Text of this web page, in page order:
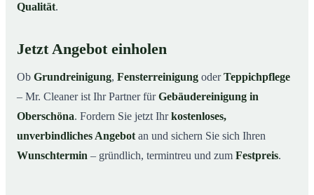
Qualität.
Jetzt Angebot einholen
Ob Grundreinigung, Fensterreinigung oderTeppichpflege
– Mr. Cleaner ist Ihr Partner fürGebäudereinigung in
Oberschöna. Fordern Sie jetzt Ihrkostenloses,
unverbindliches Angebot an und sichern Sie sich Ihren
Wunschtermin – gründlich, termintreu und zum Festpreis.